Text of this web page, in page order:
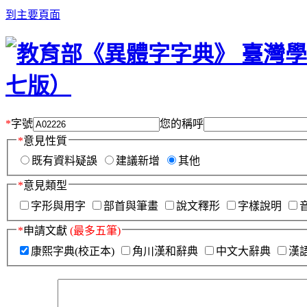
到主要頁面
*字號
您的稱呼
*意見性質
既有資料疑誤
建議新增 其他
*意見類型
字形與用字
部首與筆畫 說文釋形 字樣說明
*申請文獻 (最多五筆)
康熙字典(校正本)
角川漢和辭典 中文大辭典 漢